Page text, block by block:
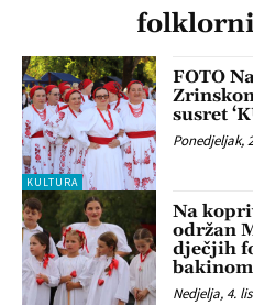
KULTURA
FOTO
susret
Ponedjeljak,
Na
održan
dječjih
Nedjelja, 4.